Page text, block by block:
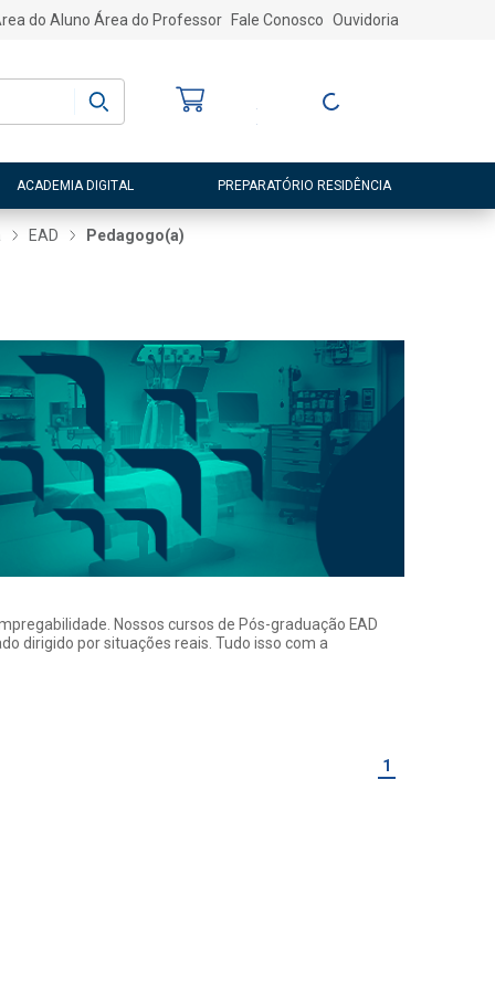
do Aluno Área do Professor Fale Conosco Ouvidoria
Entre ou Cadastre-
ACADEMIA DIGITAL PREPARATÓRIO RESIDÊNCIA
EAD Pedagogo(a)
Nossos cursos de Pós-graduação EAD
dirigido por situações reais. Tudo isso com a
1